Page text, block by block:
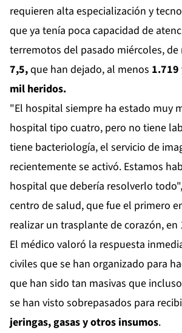
requieren alta especialización y
que ya tenía poca capacidad de
terremotos del pasado miércoles,
7,5,que han dejado, al menos 1.719
mil heridos.
"El hospital siempre ha estado muy
hospital tipo cuatro, pero no tiene
tiene bacteriología, el servicio de
recientemente se activó. Estamos
hospital que debería resolverlo
centro de salud, que fue el primero
realizar un trasplante de corazón, en
El médico valoró la respuesta
civiles que se han organizado para
que han sido tan masivas que
se han visto sobrepasados para
jeringas, gasas y otros insumos.